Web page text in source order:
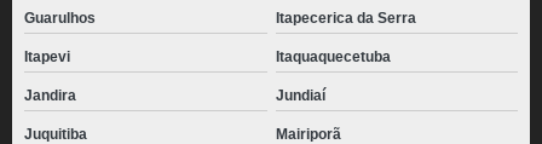
Guarulhos Itapecerica da Serra
Itapevi Itaquaquecetuba
Jandira Jundiaí
Juquitiba Mairiporã